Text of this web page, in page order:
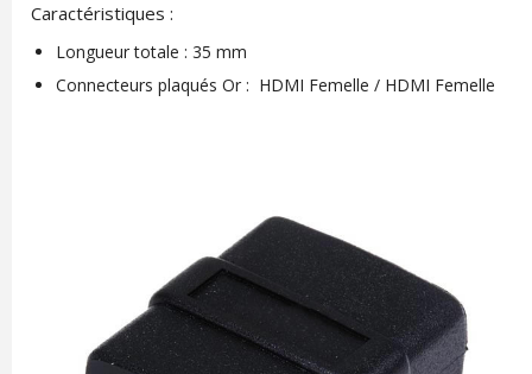
Caractéristiques :
Longueur totale : 35 mm
Connecteurs plaqués Or : HDMI Femelle / HDMI Femelle